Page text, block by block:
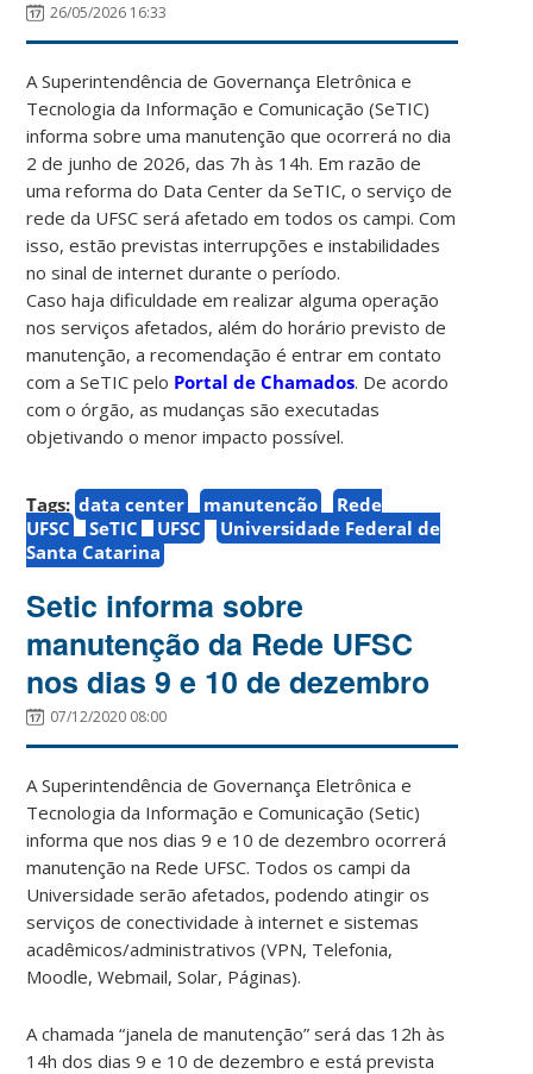
26/05/2026 16:33
A Superintendência de Governança Eletrônica e
Tecnologia da Informação e Comunicação (SeTIC)
informa sobre uma manutenção que ocorrerá no dia
2 de junho de 2026, das 7h às 14h. Em razão de
uma reforma do Data Center da SeTIC, o serviço de
rede da UFSC será afetado em todos os campi. Com
isso, estão previstas interrupções e instabilidades
no sinal de internet durante o período.
Caso haja dificuldade em realizar alguma operação
nos serviços afetados, além do horário previsto de
manutenção, a recomendação é entrar em contato
com a SeTIC pelo Portal de Chamados. De acordo
com o órgão, as mudanças são executadas
objetivando o menor impacto possível.
Tags: data center manutenção
Rede
UFSC
SeTIC UFSC
Universidade Federal de
Santa Catarina
Setic informa sobre
manutenção da Rede UFSC
nos dias 9 e 10 de dezembro
07/12/2020 08:00
A Superintendência de Governança Eletrônica e
Tecnologia da Informação e Comunicação (Setic)
informa que nos dias 9 e 10 de dezembro ocorrerá
manutenção na Rede UFSC. Todos os campi da
Universidade serão afetados, podendo atingir os
serviços de conectividade à internet e sistemas
acadêmicos/administrativos (VPN, Telefonia,
Moodle, Webmail, Solar, Páginas).
A chamada “janela de manutenção” será das 12h às
14h dos dias 9 e 10 de dezembro e está prevista